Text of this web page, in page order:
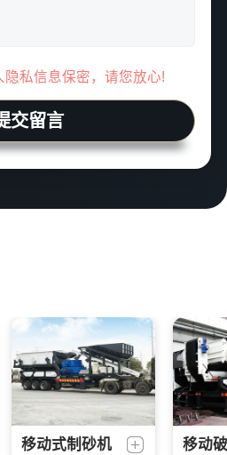
私信息保密，请您放心!
交留言
移动式制砂机 移动